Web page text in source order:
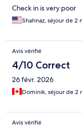
Check in is very poor
Shahnaz, séjour de 2
Avis vérifié
4/10 Correct
26 févr. 2026
Dominik, séjour de 2
Avis vérifié